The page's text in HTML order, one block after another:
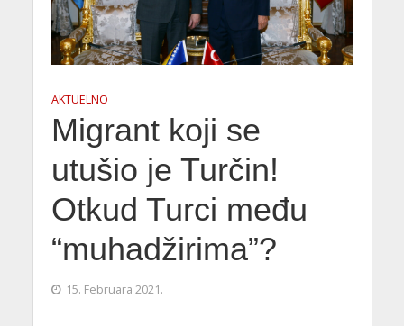
AKTUELNO
Migrant koji se
utušio je Turčin!
Otkud Turci među
“muhadžirima”?
15. Februara 2021.